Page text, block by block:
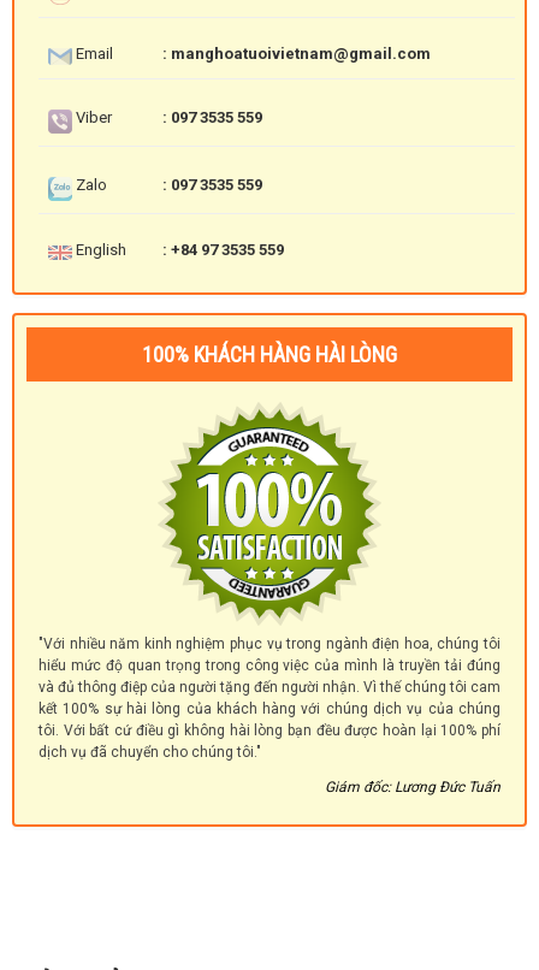
Email : manghoatuoivietnam@gmail.com
Viber : 097 3535 559
Zalo : 097 3535 559
English : +84 97 3535 559
100% KHÁCH HÀNG HÀI LÒNG
"Với nhiều năm kinh nghiệm phục vụ trong ngành điện hoa, chúng tôi
hiểu mức độ quan trọng trong công việc của mình là truyền tải đúng
và đủ thông điệp của người tặng đến người nhận. Vì thế chúng tôi cam
kết 100% sự hài lòng của khách hàng với chúng dịch vụ của chúng
tôi. Với bất cứ điều gì không hài lòng bạn đều được hoàn lại 100% phí
dịch vụ đã chuyển cho chúng tôi."
Giám đốc: Lương Đức Tuấn